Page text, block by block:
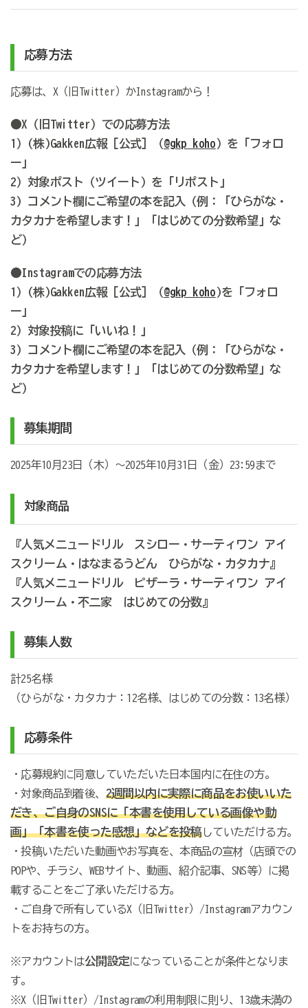
応募方法
応募は、X（旧Twitter）かInstagramから！
●X（旧Twitter）での応募方法
1）(株)Gakken広報［公式］（@gkp_koho ）を「フォロ
ー」
2）対象ポスト（ツイート）を「リポスト」
3) コメント欄にご希望の本を記入（例：「ひらがな・
カタカナを希望します！」「はじめての分数希望」な
ど）
●Instagramでの応募方法
1）(株)Gakken広報［公式］（@gkp_koho )を「フォロ
ー」
2）対象投稿に「いいね！」
3) コメント欄にご希望の本を記入（例：「ひらがな・
カタカナを希望します！」「はじめての分数希望」な
ど）
募集期間
2025年10月23日（木）～2025年10月31日（金） 23:59まで
対象商品
『人気メニュードリル スシロー・サーティワン アイ
スクリーム・はなまるうどん ひらがな・カタカナ』
『人気メニュードリル ピザーラ・サーティワン アイ
スクリーム・不二家 はじめての分数』
募集人数
計25名様
（ひらがな・カタカナ：12名様、はじめての分数：13名様）
応募条件
・応募規約に同意していただいた日本国内に在住の方。
・対象商品到着後、 2週間以内に実際に商品をお使いいた
だき、ご自身のSNSに「本書を使用している画像や動
画」「本書を使った感想」などを投稿していただける方。
・投稿いただいた動画やお写真を、本商品の宣材（店頭での
POPや、チラシ、WEBサイト、動画、紹介記事、SNS等）に掲
載することをご了承いただける方。
・ご自身で所有しているX（旧Twitter）/Instagramアカウン
トをお持ちの方。
※アカウントは公開設定になっていることが条件となりま
す。
※X（旧Twitter）/Instagramの利用制限に則り、13歳未満の